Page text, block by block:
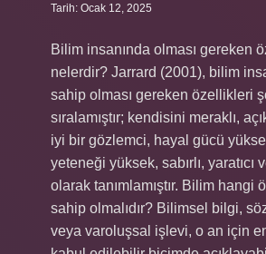
Tarih: Ocak 12, 2025
Bilim insanında olması gereken
nelerdir? Jarrard (2001), bilim
sahip olması gereken özellikleri
sıralamıştır; kendisini meraklı,
iyi bir gözlemci, hayal gücü
yeteneği yüksek, sabırlı, yaratıcı
olarak tanımlamıştır. Bilim hangi
sahip olmalıdır? Bilimsel bilgi,
veya varoluşsal işlevi, o an için